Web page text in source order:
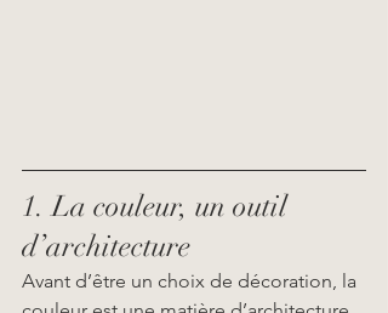
1. La couleur, un outil
d’architecture
Avant d’être un choix de décoration, la